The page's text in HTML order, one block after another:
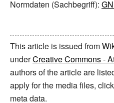
Normdaten (Sachbegriff):
This article is issued from
underCreative Commons -
authors of the article are
apply for the media files,
meta data.